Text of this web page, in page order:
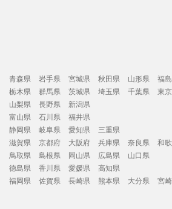
青森県 岩手県 宮城県 秋田県 山形県
福
栃木県 群馬県 茨城県 埼玉県 千葉県 東
山梨県 長野県
新潟県
富山県 石川県
福井県
静岡県 岐阜県 愛知県
三重県
滋賀県 京都府 大阪府 兵庫県 奈良県
和
鳥取県 島根県 岡山県 広島県
山口県
徳島県 香川県 愛媛県
高知県
福岡県 佐賀県 長崎県 熊本県 大分県 宮